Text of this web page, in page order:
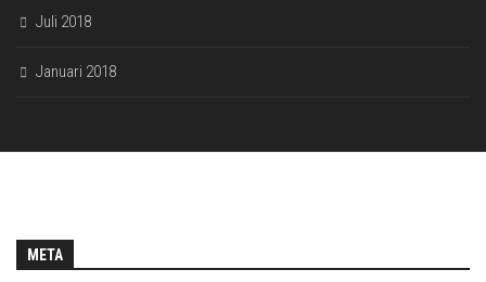
Juli 2018
Januari 2018
META